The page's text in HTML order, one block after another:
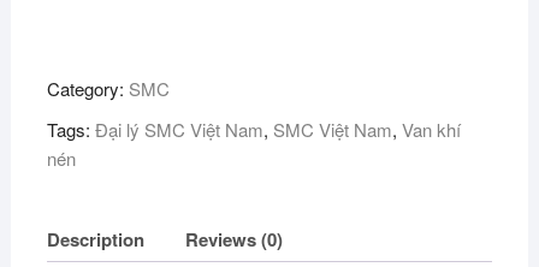
Category: SMC
Tags: Đại lý SMC Việt Nam, SMC Việt Nam, Van khí
nén
Description Reviews (0)